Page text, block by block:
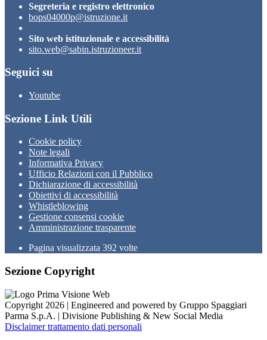
Segreteria e registro elettronico
bops04000p@istruzione.it
Sito web istituzionale e accessibilità
sito.web@sabin.istruzioneer.it
Seguici su
Youtube
Sezione Link Utili
Cookie policy
Note legali
Informativa Privacy
Ufficio Relazioni con il Pubblico
Dichiarazione di accessibilità
Obiettivi di accessibilità
Whistleblowing
Gestione consensi cookie
Amministrazione trasparente
Pagina visualizzata 392 volte
Sezione Copyright
Copyright 2026 | Engineered and powered by Gruppo Spaggiari
Parma S.p.A. | Divisione Publishing & New Social Media
Disclaimer trattamento dati personali